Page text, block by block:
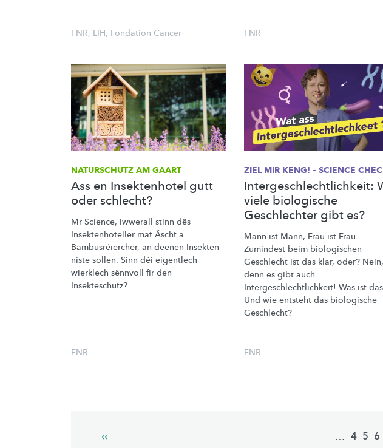
FNR, LIH, Fondation Cancer FNR
NATURSCHUTZ AM GAART
Ass en Insektenhotel gutt
oder schlecht?
Mr Science, iwwerall stinn dës
Insektenhoteller mat Äscht a
Bambusréiercher, an deenen Insekten
niste sollen. Sinn déi eigentlech
wierklech sënnvoll fir den
Insekteschutz?
FNR
ZIEL MIR KENG! – SCIENCE
Intergeschlechtlichkeit:
viele biologische
Geschlechter gibt es?
Mann ist Mann, Frau ist Frau.
Zumindest beim biologischen
Geschlecht ist das klar, oder? Nein,
denn es gibt auch
Intergeschlechtlichkeit! Was ist
Und wie entsteht das biologische
Geschlecht?
FNR
Previous
‹‹ … Page
4 Page
5 6